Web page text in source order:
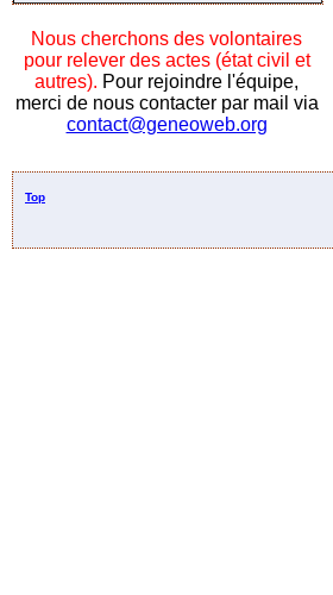
Nous cherchons des volontaires
pour relever des actes (état civil et
autres). Pour rejoindre l'équipe,
merci de nous contacter par mail via
contact@geneoweb.org
Top